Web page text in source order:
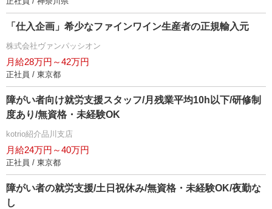
「仕入企画」希少なファインワイン生産者の正規輸入元
株式会社ヴァンパッシオン
月給28万円～42万円
正社員 / 東京都
障がい者向け就労支援スタッフ/月残業平均10h以下/研修制
度あり/無資格・未経験OK
kotrio紹介品川支店
月給24万円～40万円
正社員 / 東京都
障がい者の就労支援/土日祝休み/無資格・未経験OK/夜勤な
し